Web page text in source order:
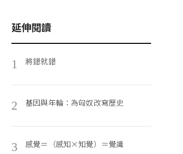
延伸閱讀
1 將錯就錯
2 基因與年輪：為匈奴改寫歷史
3 感覺＝（感知×知覺）≃覺識